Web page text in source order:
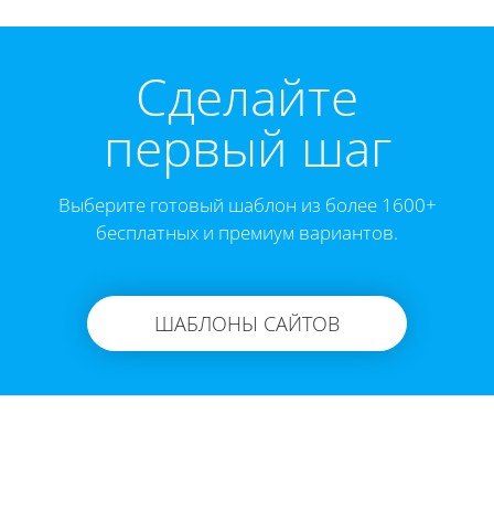
Cделайте
первый шаг
Выберите готовый шаблон из более 1600+
бесплатных и премиум вариантов.
ШАБЛОНЫ САЙТОВ